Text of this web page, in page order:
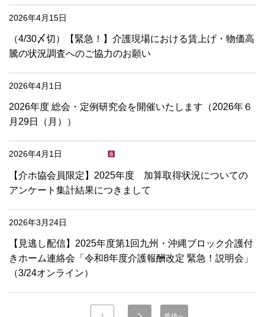
2026年4月15日
（4/30〆切）【緊急！】介護現場における賃上げ・物価高
騰の状況調査へのご協力のお願い
2026年4月1日
2026年度 総会・定例研究会を開催いたします（2026年６
月29日（月））
2026年4月1日
【介ホ協会員限定】2025年度 加算取得状況についての
アンケート集計結果につきまして
2026年3月24日
【見逃し配信】2025年度第1回九州・沖縄ブロック介護付
きホーム連絡会「令和8年度介護報酬改定 緊急！説明会」
（3/24オンライン）